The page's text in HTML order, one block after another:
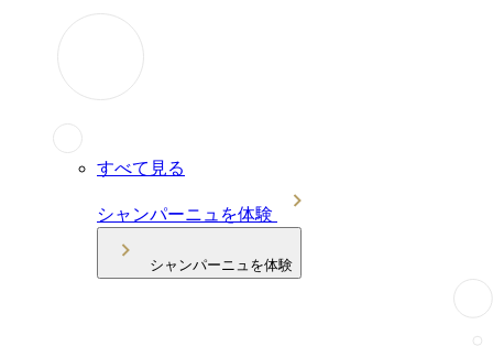
すべて見る
シャンパーニュを体験
シャンパーニュを体験